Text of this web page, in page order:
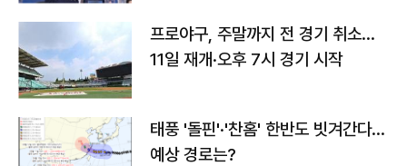
프로야구, 주말까지 전 경기 취소…
11일 재개·오후 7시 경기 시작
태풍 '돌핀'·'찬홈' 한반도 빗겨간다…
예상 경로는?